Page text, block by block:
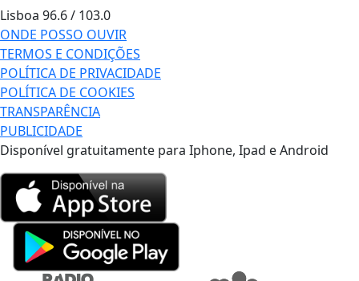
Lisboa 96.6 / 103.0
ONDE POSSO OUVIR
TERMOS E CONDIÇÕES
POLÍTICA DE PRIVACIDADE
POLÍTICA DE COOKIES
TRANSPARÊNCIA
PUBLICIDADE
Disponível gratuitamente para Iphone, Ipad e Android